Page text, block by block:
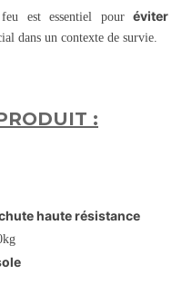
est essentiel pour éviter
dans un contexte de survie.
:
haute résistance